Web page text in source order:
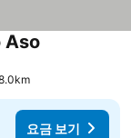
Aso
요금 보기